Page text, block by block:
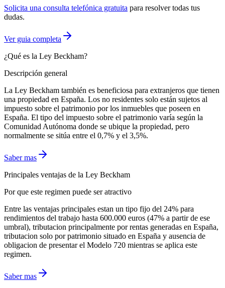
Solicita una consulta telefónica gratuita para resolver todas tus
dudas.
Ver guia completa
¿Qué es la Ley Beckham?
Descripción general
La Ley Beckham también es beneficiosa para extranjeros que tienen
una propiedad en España. Los no residentes solo están sujetos al
impuesto sobre el patrimonio por los inmuebles que poseen en
España. El tipo del impuesto sobre el patrimonio varía según la
Comunidad Autónoma donde se ubique la propiedad, pero
normalmente se sitúa entre el 0,7% y el 3,5%.
Saber mas
Principales ventajas de la Ley Beckham
Por que este regimen puede ser atractivo
Entre las ventajas principales estan un tipo fijo del 24% para
rendimientos del trabajo hasta 600.000 euros (47% a partir de ese
umbral), tributacion principalmente por rentas generadas en España,
tributacion solo por patrimonio situado en España y ausencia de
obligacion de presentar el Modelo 720 mientras se aplica este
regimen.
Saber mas